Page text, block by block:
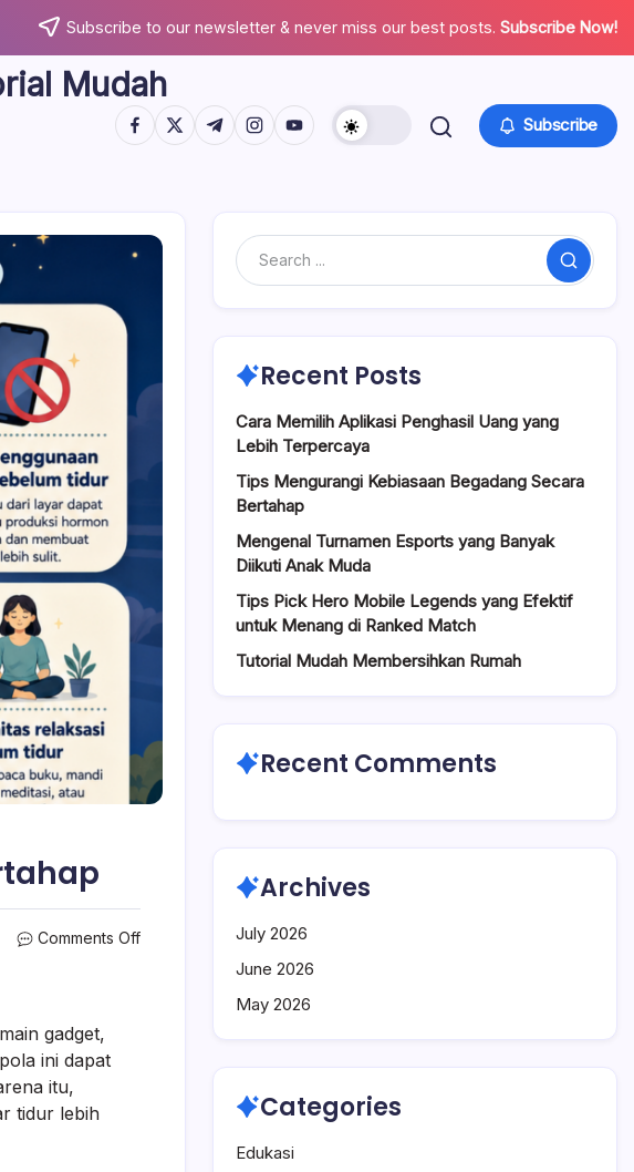
Subscribe to our newsletter & never miss our best posts. Subscribe Now!
Mudah
https://www.facebook.com/
https://twitter.com/
https://t.me/
https://www.instagram.com/
https://youtube.com/ Subscribe
Comments Offon
gadget,
ini dapat
itu,
tidur lebih
Search
Recent Posts
Cara Memilih Aplikasi Penghasil Uang yang
Lebih Terpercaya
Tips Mengurangi Kebiasaan Begadang Secara
Bertahap
Mengenal Turnamen Esports yang Banyak
Diikuti Anak Muda
Tips Pick Hero Mobile Legends yang Efektif
untuk Menang di Ranked Match
Tutorial Mudah Membersihkan Rumah
Recent Comments
Archives
July 2026
June 2026
May 2026
Categories
Edukasi